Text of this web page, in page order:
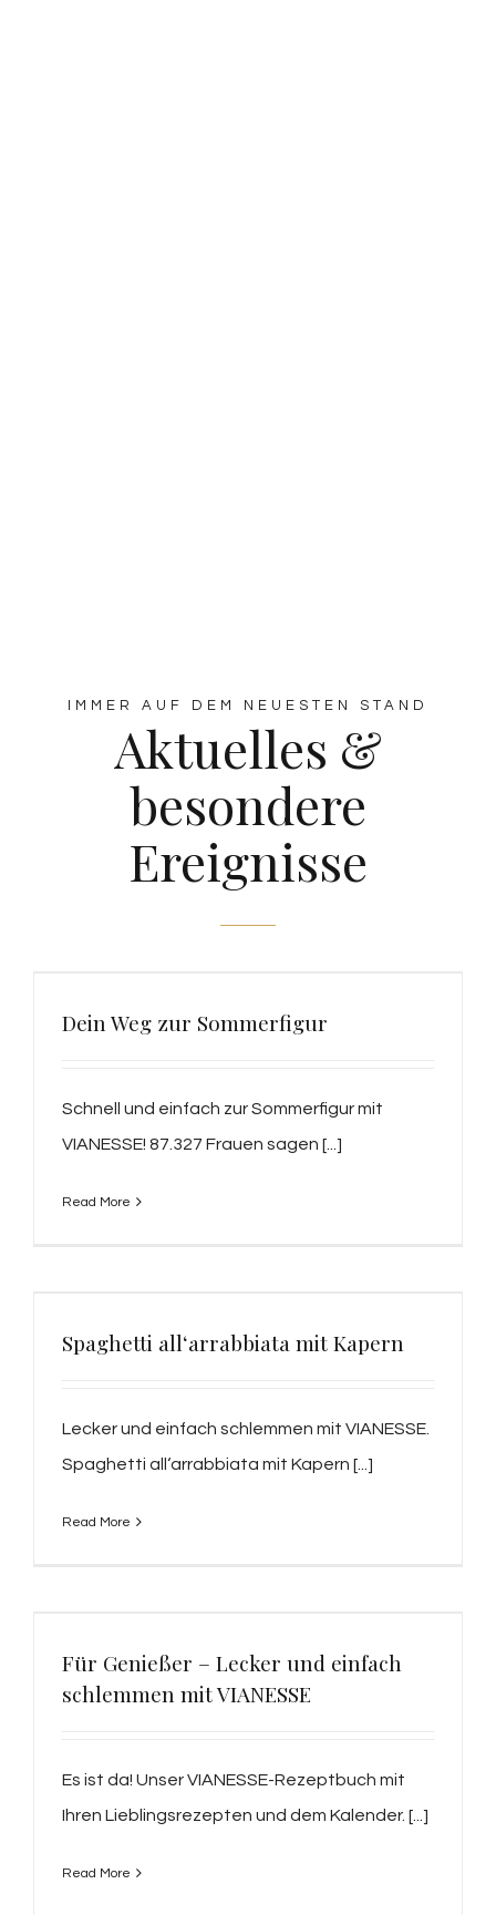
IMMER AUF DEM NEUESTEN STAND
Aktuelles &
besondere
Ereignisse
Dein Weg zur Sommerfigur
Schnell und einfach zur Sommerfigur mit
VIANESSE! 87.327 Frauen sagen [...]
Read More
Spaghetti all‘arrabbiata mit Kapern
Lecker und einfach schlemmen mit VIANESSE.
Spaghetti all‘arrabbiata mit Kapern [...]
Read More
Für Genießer – Lecker und einfach
schlemmen mit VIANESSE
Es ist da! Unser VIANESSE-Rezeptbuch mit
Ihren Lieblingsrezepten und dem Kalender. [...]
Read More